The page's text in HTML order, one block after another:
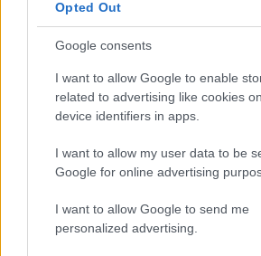
Opted Out
Google consents
I want to allow Google to enable
related to advertising like cookies
device identifiers in apps.
I want to allow my user data to be
Google for online advertising
I want to allow Google to send me
personalized advertising.
Vrake
r
verde
nsmes
ter –
disse
OL-
en...
2 Går
for
sitt
sjette
strake
OL-
disse
går
femm
ila for
går
femm
ila for
Norge